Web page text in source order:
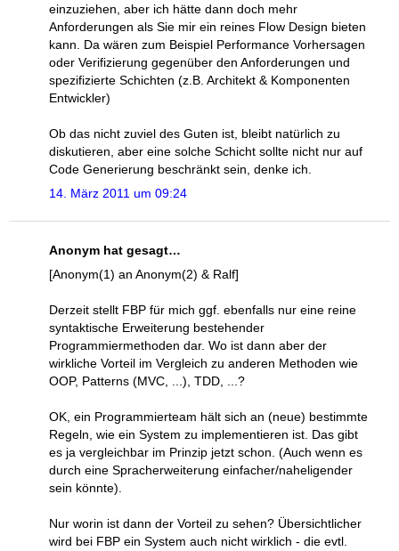
einzuziehen, aber ich hätte dann doch mehr
Anforderungen als Sie mir ein reines Flow Design bieten
kann. Da wären zum Beispiel Performance Vorhersagen
oder Verifizierung gegenüber den Anforderungen und
spezifizierte Schichten (z.B. Architekt & Komponenten
Entwickler)
Ob das nicht zuviel des Guten ist, bleibt natürlich zu
diskutieren, aber eine solche Schicht sollte nicht nur auf
Code Generierung beschränkt sein, denke ich.
14. März 2011 um 09:24
Anonym hat gesagt…
[Anonym(1) an Anonym(2) & Ralf]
Derzeit stellt FBP für mich ggf. ebenfalls nur eine reine
syntaktische Erweiterung bestehender
Programmiermethoden dar. Wo ist dann aber der
wirkliche Vorteil im Vergleich zu anderen Methoden wie
OOP, Patterns (MVC, ...), TDD, ...?
OK, ein Programmierteam hält sich an (neue) bestimmte
Regeln, wie ein System zu implementieren ist. Das gibt
es ja vergleichbar im Prinzip jetzt schon. (Auch wenn es
durch eine Spracherweiterung einfacher/naheligender
sein könnte).
Nur worin ist dann der Vorteil zu sehen? Übersichtlicher
wird bei FBP ein System auch nicht wirklich - die evtl.